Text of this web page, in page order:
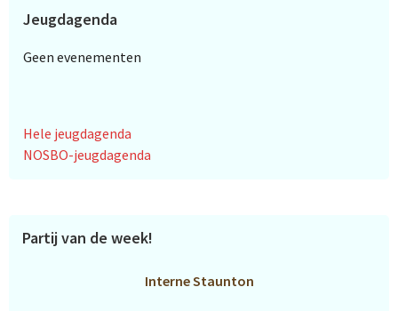
Jeugdagenda
Geen evenementen
Hele jeugdagenda
NOSBO-jeugdagenda
Partij van de week!
Interne Staunton